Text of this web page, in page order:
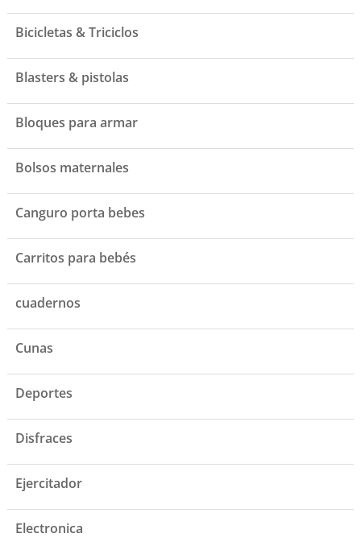
Bicicletas & Triciclos
Blasters & pistolas
Bloques para armar
Bolsos maternales
Canguro porta bebes
Carritos para bebés
cuadernos
Cunas
Deportes
Disfraces
Ejercitador
Electronica